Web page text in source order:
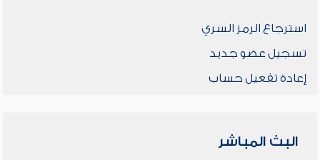
استرجاع الرمز السري
تسجيل عضو جديد
إعادة تفعيل حساب
البث المباشر